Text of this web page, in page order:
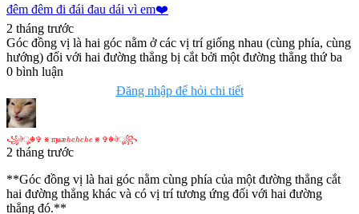
đêm đêm đi đái đau dái vì em❤️
2 tháng trước
Góc đồng vị là hai góc nằm ở các vị trí giống nhau (cùng phía, cùng
hướng) đối với hai đường thẳng bị cắt bởi một đường thẳng thứ ba
0 bình luận
Đăng nhập để hỏi chi tiết
꧁ঔৣ☬✞ ⨳ ɱʉæhehehe ⨳ ✞☬ঔৣ꧂
꧁ঔ ☬✞ ɱ ʉ æ he h ehe⨳
2 tháng trước
**Góc đồng vị là hai góc nằm cùng phía của một đường thẳng cắt
hai đường thẳng khác và có vị trí tương ứng đối với hai đường
thẳng đó.**